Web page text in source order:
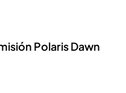
Polaris Dawn